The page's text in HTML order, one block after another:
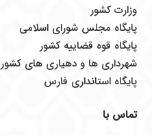
وزارت کشور
پایگاه مجلس شورای اسلامی
پایگاه قوه قضاییه کشور
شهرداری ها و دهیاری های کشور
پایگاه استانداری فارس
تماس با